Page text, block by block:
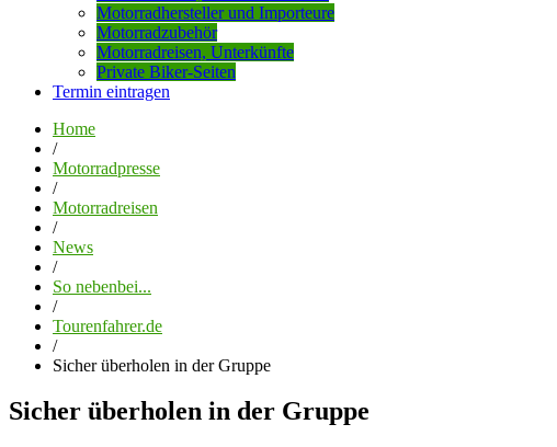
Motorradhersteller und Importeure
Motorradzubehör
Motorradreisen, Unterkünfte
Private Biker-Seiten
Termin eintragen
Home
/
Motorradpresse
/
Motorradreisen
/
News
/
So nebenbei...
/
Tourenfahrer.de
/
Sicher überholen in der Gruppe
Sicher überholen in der Gruppe